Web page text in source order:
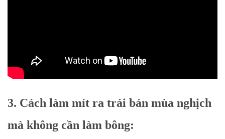
3. Cách làm mít ra trái bán mùa nghịch
mà không cần làm bông: